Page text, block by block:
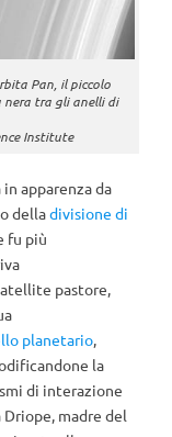
Pan, il piccolo
nera tra gli anelli di
Institute
apparenza da
delladivisione di
fu più
pastore,
planetario,
la
di interazione
madre del